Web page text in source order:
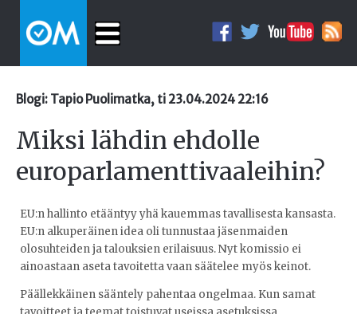
Blogi: Tapio Puolimatka, ti 23.04.2024 22:16
Miksi lähdin ehdolle
europarlamenttivaaleihin?
EU:n hallinto etääntyy yhä kauemmas tavallisesta kansasta.
EU:n alkuperäinen idea oli tunnustaa jäsenmaiden
olosuhteiden ja talouksien erilaisuus. Nyt komissio ei
ainoastaan aseta tavoitetta vaan säätelee myös keinot.
Päällekkäinen sääntely pahentaa ongelmaa. Kun samat